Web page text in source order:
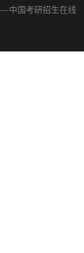
中国考研招生在线